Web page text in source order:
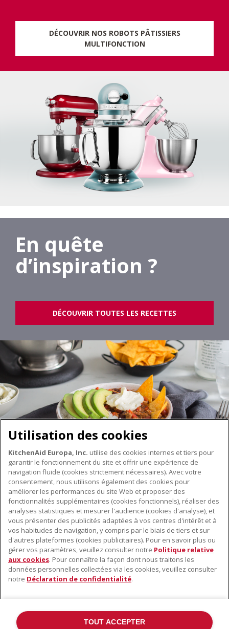
DÉCOUVRIR NOS ROBOTS PÂTISSIERS
MULTIFONCTION
En quête
d’inspiration ?
DÉCOUVRIR TOUTES LES RECETTES
À PROPOS DE KITCHENAID
À propos de KitchenAid
Histoire de la marque
Communiqués de presse
ODR
NOS PRODUITS
Petits électroménagers
Matériel de cuisine
Accessoires
SERVICE CLIENT
Trouver un magasin
Utilisation des cookies
KitchenAid Europa, Inc. utilise des cookies internes et tiers pour
garantir le fonctionnement du site et offrir une expérience de
navigation fluide (cookies strictement nécessaires). Avec votre
consentement, nous utilisons également des cookies pour
améliorer les performances du site Web et proposer des
fonctionnalités supplémentaires (cookies fonctionnels), réaliser des
analyses statistiques et mesurer l'audience (cookies d'analyse), et
vous présenter des publicités adaptées à vos centres d'intérêt et à
vos habitudes de navigation, y compris par le biais de tiers et sur
d'autres plateformes (cookies publicitaires). Pour en savoir plus ou
gérer vos paramètres, veuillez consulter notre Politique relative
aux cookies. Pour connaître la façon dont nous traitons les
données personnelles collectées via les cookies, veuillez consulter
notre Déclaration de confidentialité.
TOUT ACCEPTER